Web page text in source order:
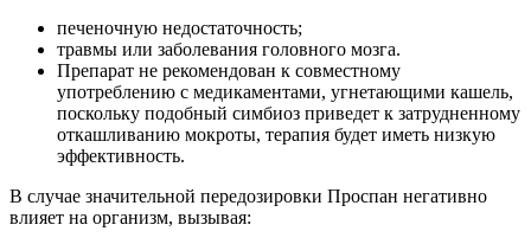
печеночную недостаточность;
травмы или заболевания головного мозга.
Препарат не рекомендован к совместному
употреблению с медикаментами, угнетающими кашель,
поскольку подобный симбиоз приведет к затрудненному
откашливанию мокроты, терапия будет иметь низкую
эффективность.
В случае значительной передозировки Проспан негативно
влияет на организм, вызывая: